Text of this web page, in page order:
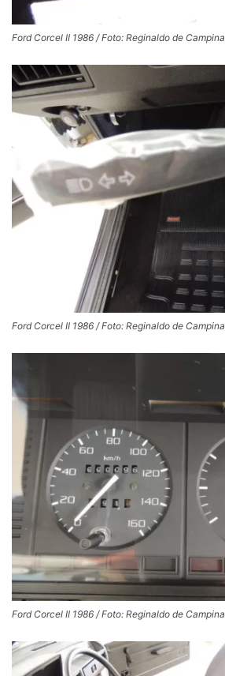
Ford Corcel II 1986 / Foto: Reginaldo de
Ford Corcel II 1986 / Foto: Reginaldo de
Ford Corcel II 1986 / Foto: Reginaldo de